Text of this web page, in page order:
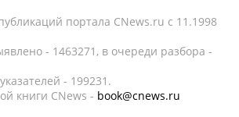
портала CNews.ru c 11.1998
- 1463271, в очереди разбора -
- 199231.
книги CNews - book@cnews.ru